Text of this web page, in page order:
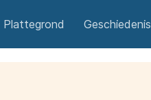
Plattegrond Geschiedenis